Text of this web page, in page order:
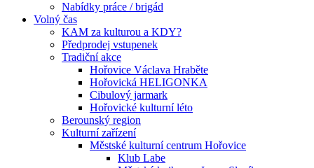
Nabídky práce / brigád
Volný čas
KAM za kulturou a KDY?
Předprodej vstupenek
Tradiční akce
Hořovice Václava Hraběte
Hořovická HELIGONKA
Cibulový jarmark
Hořovické kulturní léto
Berounský region
Kulturní zařízení
Městské kulturní centrum Hořovice
Klub Labe